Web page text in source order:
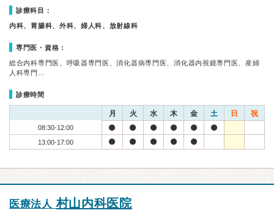
診療科目：
内科、胃腸科、外科、婦人科、放射線科
専門医・資格：
総合内科専門医、呼吸器専門医、消化器病専門医、消化器内視鏡専門医、産婦
人科専門…
診療時間
月 火 水 木 金 土 日 祝
08:30-12:00
13:00-17:00
医療法人村山内科医院